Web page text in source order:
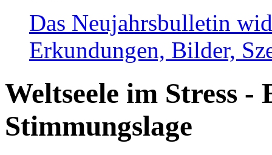
Das Neujahrsbulletin
Erkundungen, Bilder,
Weltseele im Stress -
Stimmungslage